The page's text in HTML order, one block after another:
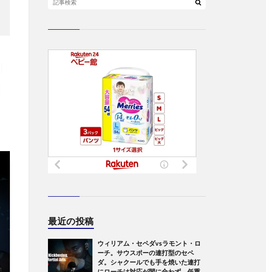
最近の投稿
ウィリアム・セペダvsラモント・ロ
ーチ。サウスポーの連打型のセペ
ダ。シャクールでも手を焼いた連打